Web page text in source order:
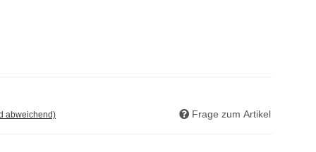
abweichend) Frage zum Artikel